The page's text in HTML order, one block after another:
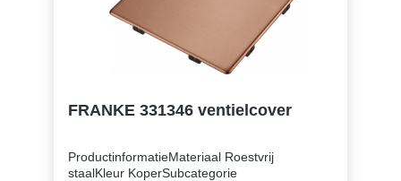
FRANKE 331346 ventielcover
ProductinformatieMateriaal Roestvrij
staalKleur KoperSubcategorie